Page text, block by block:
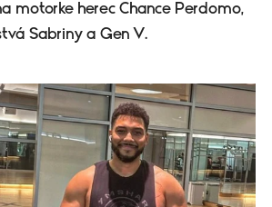
motorke herec Chance Perdomo,
Sabriny a Gen V.